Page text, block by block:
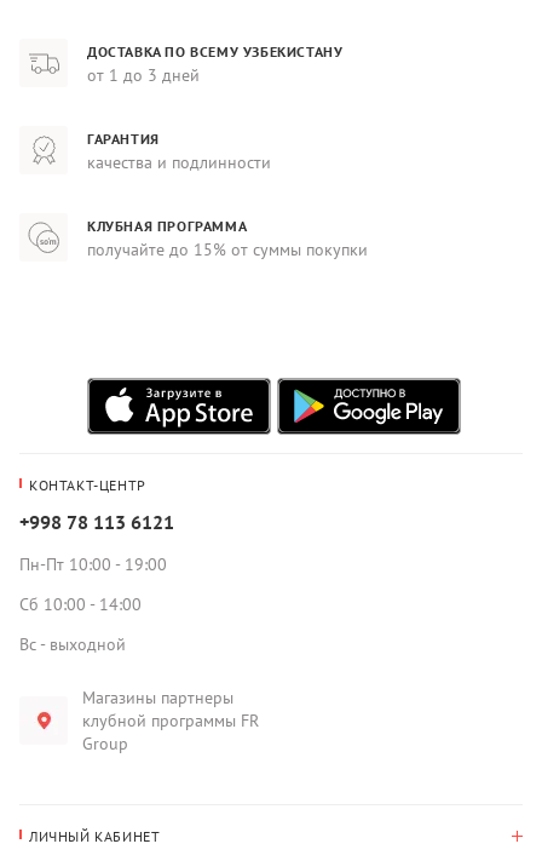
ДОСТАВКА ПО ВСЕМУ УЗБЕКИСТАНУ
от 1 до 3 дней
ГАРАНТИЯ
качества и подлинности
КЛУБНАЯ ПРОГРАММА
получайте до 15% от суммы покупки
КОНТАКТ-ЦЕНТР
+998 78 113 6121
Пн-Пт 10:00 - 19:00
Сб 10:00 - 14:00
Вс - выходной
Магазины партнеры
клубной программы FR
Group
ЛИЧНЫЙ КАБИНЕТ